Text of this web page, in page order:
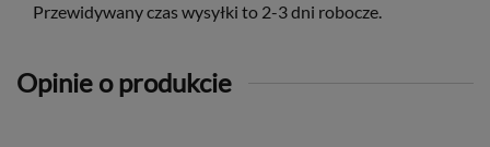
Przewidywany czas wysyłki to 2-3 dni robocze.
Opinie o produkcie